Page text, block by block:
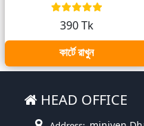
390 Tk
কার্টে রাখুন
HEAD OFFICE